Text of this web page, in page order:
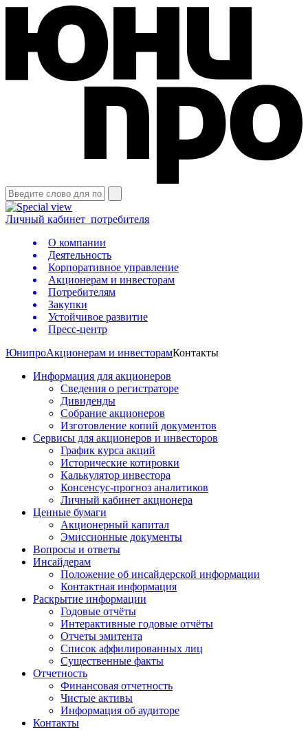
Личный кабинет потребителя
О компании
Деятельность
Корпоративное управление
Акционерам и инвесторам
Потребителям
Закупки
Устойчивое развитие
Пресс-центр
ЮнипроАкционерам и инвесторамКонтакты
Информация для акционеров
Сведения о регистраторе
Дивиденды
Собрание акционеров
Изготовление копий документов
Сервисы для акционеров и инвесторов
График курса акций
Исторические котировки
Калькулятор инвестора
Консенсус-прогноз аналитиков
Личный кабинет акционера
Ценные бумаги
Акционерный капитал
Эмиссионные документы
Вопросы и ответы
Инсайдерам
Положение об инсайдерской информации
Контактная информация
Раскрытие информации
Годовые отчёты
Интерактивные годовые отчёты
Отчеты эмитента
Список аффилированных лиц
Существенные факты
Отчетность
Финансовая отчетность
Чистые активы
Информация об аудиторе
Контакты